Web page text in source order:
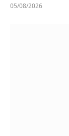
05/08/2026